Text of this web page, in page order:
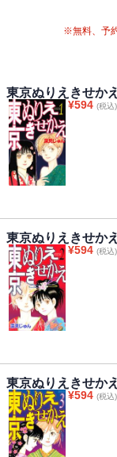
※無料、予
東京ぬりえきせか
¥594 (税込)
東京ぬりえきせか
¥594 (税込)
東京ぬりえきせか
¥594 (税込)